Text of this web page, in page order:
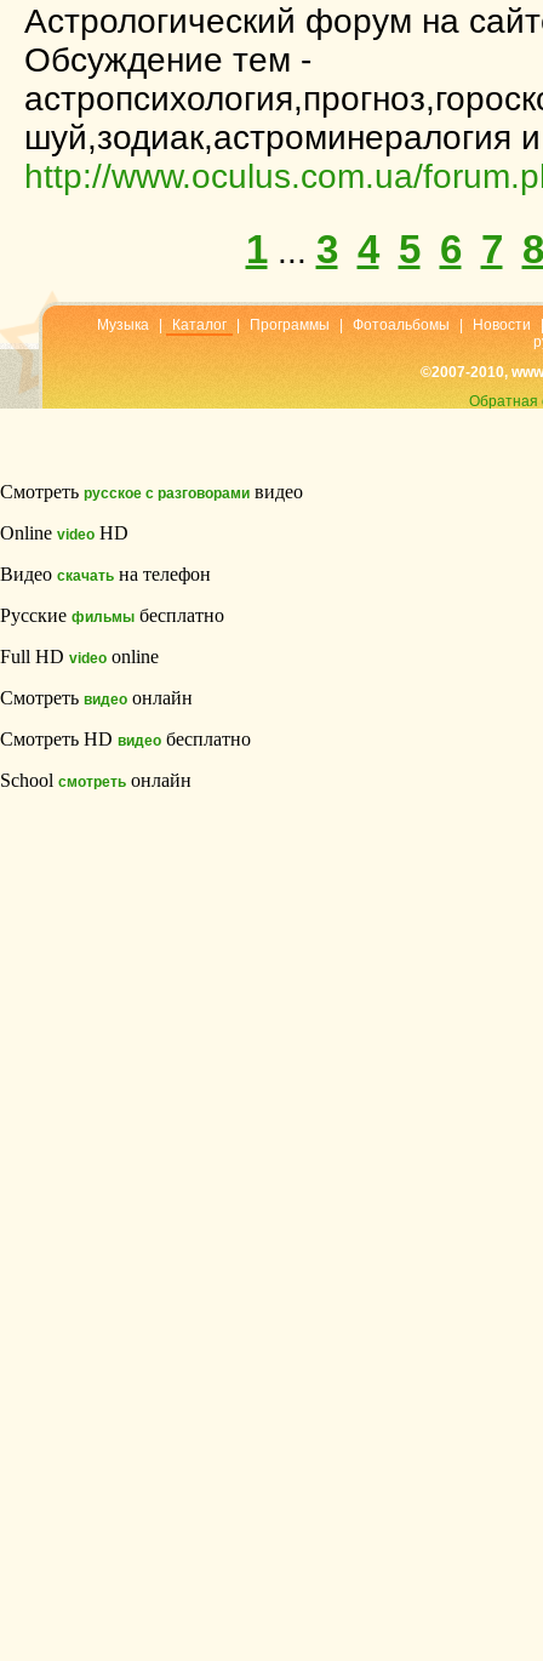
Астрологический форум на
Обсуждение тем -
шуй,зодиак,астроминералогия
http://www.oculus.com.ua/
1... 3 4 5 6 7 8
Музыка Каталог Программы Фотоальбомы Новости
©2007-2010,
Обратная
Смотреть русское с разговорами видео
Online video HD
Видео скачать на телефон
Русские фильмы бесплатно
Full HD video online
Смотреть видео онлайн
Смотреть HD видео бесплатно
School смотреть онлайн